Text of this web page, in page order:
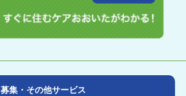
募集・その他サービス